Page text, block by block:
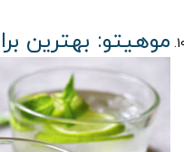
موهیتو: بهترین